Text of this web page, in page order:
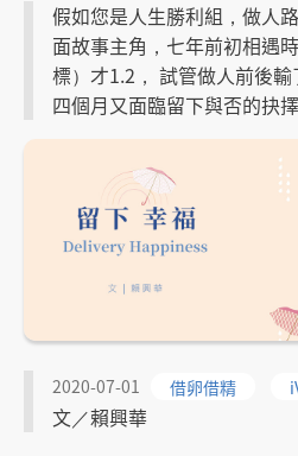
假如您是人生勝利組，做人
面故事主角，七年前初相遇
標）才1.2， 試管做人前後
四個月又面臨留下與否的抉
2020-07-01 借卵借精
文／賴興華